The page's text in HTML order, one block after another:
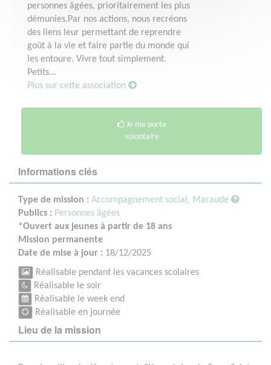
personnes âgées, prioritairement les plus
démunies.Par nos actions, nous recréons
des liens leur permettant de reprendre
goût à la vie et faire partie du monde qui
les entoure. Vivre tout simplement.
Petits...
Plus sur cette association
Je me porte
volontaire
Informations clés
Type de mission : Accompagnement social, Maraude
Publics : Personnes âgées
*Ouvert aux jeunes à partir de 18 ans
Mission permanente
Date de mise à jour : 18/12/2025
Réalisable pendant les vacances scolaires
Réalisable le soir
Réalisable le week end
Réalisable en journée
Lieu de la mission